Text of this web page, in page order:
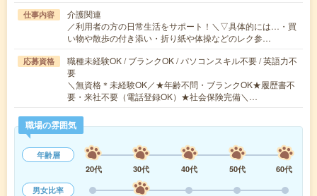
仕事内容
介護関連
／利用者の方の日常生活をサポート！＼▽具体的には…・買
い物や散歩の付き添い・折り紙や体操などのレク参…
応募資格
職種未経験OK / ブランクOK / パソコンスキル不要 / 英語力不
要
＼無資格＊未経験OK／★年齢不問・ブランクOK★履歴書不
要・来社不要（電話登録OK）★社会保険完備＼…
職場の雰囲気
年齢層
20代
30代 40代 50代
60代
男女比率